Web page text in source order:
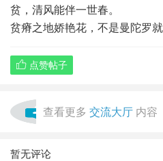
贫，清风能伴一世春。
贫瘠之地娇艳花，不是曼陀罗
 点赞帖子
查看更多 交流大厅 内容
暂无评论